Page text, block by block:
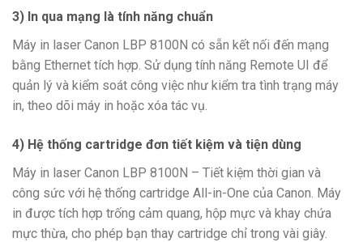
3) In qua mạng là tính năng chuẩn
Máy in laser Canon LBP 8100N có sẵn kết nối đến mạng
bằng Ethernet tích hợp. Sử dụng tính năng Remote UI để
quản lý và kiểm soát công việc như kiểm tra tình trạng máy
in, theo dõi máy in hoặc xóa tác vụ.
4) Hệ thống cartridge đơn tiết kiệm và tiện dùng
Máy in laser Canon LBP 8100N – Tiết kiệm thời gian và
công sức với hệ thống cartridge All-in-One của Canon. Máy
in được tích hợp trống cảm quang, hộp mực và khay chứa
mực thừa, cho phép bạn thay cartridge chỉ trong vài giây.